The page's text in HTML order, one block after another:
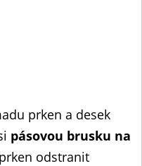
prken a desek
pásovou brusku na
odstranit